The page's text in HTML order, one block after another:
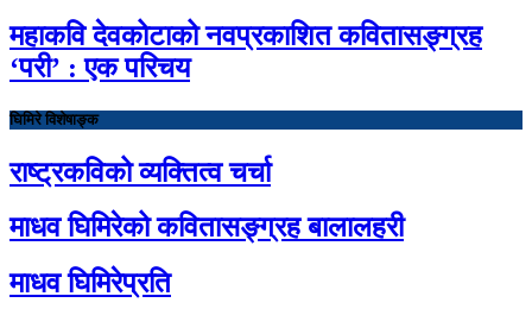
महाकवि देवकोटाको नवप्रकाशित कवितासङ्ग्रह
‘परी’ : एक परिचय
घिमिरे विशेषाङ्क
राष्ट्रकविको व्यक्तित्व चर्चा
माधव घिमिरेको कवितासङ्ग्रह बालालहरी
माधव घिमिरेप्रति